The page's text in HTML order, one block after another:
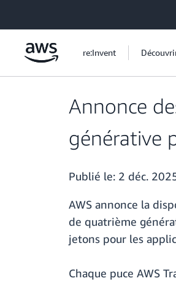
re:Invent
Annonce
générative
Publié le: 2 déc.
AWS annonce la
de quatrième
jetons pour les
Chaque puce AWS